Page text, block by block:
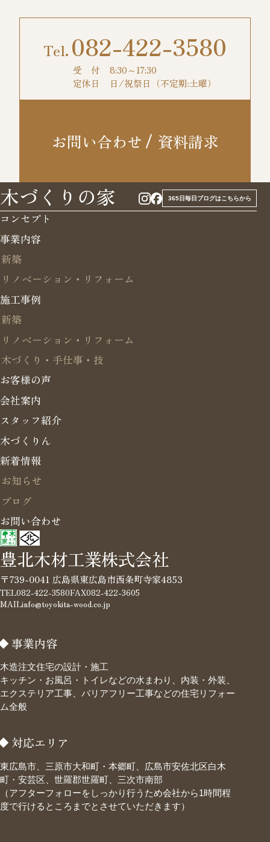
082-422-3580
受 付
8:30～17:30
定休日
日/祝祭日（不定期:土曜）
お問い合わせ 資料請求
木づくりの家 365日毎日ブログはこちらから
コンセプト
事業内容
新築
リノベーション・リフォーム
施工事例
新築
リノベーション・リフォーム
木づくり・手仕事・技
お客様の声
会社案内
スタッフ紹介
木づくりん
新着情報
お知らせ
ブログ
お問い合わせ
豊北木材工業株式会社
〒739-0041 広島県東広島市西条町寺家4853
TEL082-422-3580FAX082-422-3605
MAILinfo@toyokita-wood.co.jp
事業内容
木造注文住宅の設計・施工
キッチン・お風呂・トイレなどの水まわり、内装・外装、
エクステリア工事、バリアフリー工事などの住宅リフォー
ム全般
対応エリア
東広島市、三原市大和町・本郷町、広島市安佐北区白木
町・安芸区、世羅郡世羅町、三次市南部
（アフターフォローをしっかり行うため会社から1時間程
度で行けるところまでとさせていただきます）